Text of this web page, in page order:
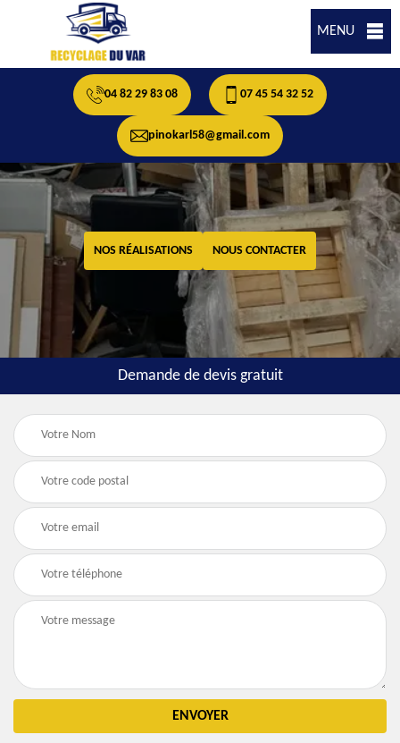
MENU
04 82 29 83 08 07 45 54 32 52
pinokarl58@gmail.com
NOS RÉALISATIONS NOUS CONTACTER
Demande de devis gratuit